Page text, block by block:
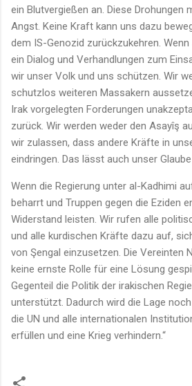
ein Blutvergießen an. Diese Drohungen
Angst. Keine Kraft kann uns dazu
dem IS-Genozid zurückzukehren.
ein Dialog und Verhandlungen zum
wir unser Volk und uns schützen. Wir
schutzlos weiteren Massakern
Irak vorgelegten Forderungen
zurück. Wir werden weder den Asayîş
wir zulassen, dass andere Kräfte in
eindringen. Das lässt auch unser
Wenn die Regierung unter al-Kadhimi
beharrt und Truppen gegen die Eziden
Widerstand leisten. Wir rufen alle
und alle kurdischen Kräfte dazu auf,
von Şengal einzusetzen. Die Vereinten
keine ernste Rolle für eine Lösung
Gegenteil die Politik der irakischen
unterstützt. Dadurch wird die Lage
die UN und alle internationalen
erfüllen und eine Krieg verhindern.“